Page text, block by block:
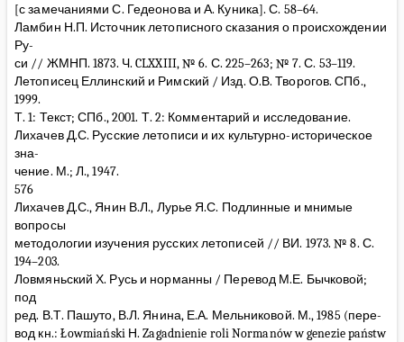
[с замечаниями С. Гедеонова и А. Куника]. С. 58–64.
Ламбин Н.П. Источник летописного сказания о происхождении
Ру-
си // ЖМНП. 1873. Ч. CLXXIII, № 6. С. 225–263; № 7. С. 53–119.
Летописец Еллинский и Римский / Изд. О.В. Творогов. СПб.,
1999.
Т. 1: Текст; СПб., 2001. Т. 2: Комментарий и исследование.
Лихачев Д.С. Русские летописи и их культурно-историческое
зна-
чение. М.; Л., 1947.
576
Лихачев Д.С., Янин В.Л., Лурье Я.С. Подлинные и мнимые
вопросы
методологии изучения русских летописей // ВИ. 1973. № 8. С.
194–203.
Ловмяньский Х. Русь и норманны / Перевод М.Е. Бычковой;
под
ред. В.Т. Пашуто, В.Л. Янина, Е.А. Мельниковой. М., 1985 (пере-
вод кн.: Łowmiański Н. Zagadnienie roli Normanów w genezie państw